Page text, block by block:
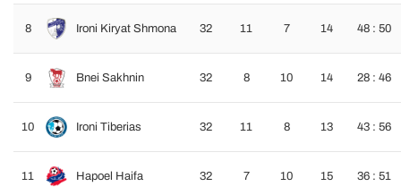
8 Ironi Kiryat Shmona 32 11 7 14 48 : 50
9 Bnei Sakhnin 32 8 10 14 28 : 46
10 Ironi Tiberias 32 11 8 13 43 : 56
11 Hapoel Haifa 32 7 10 15 36 : 51